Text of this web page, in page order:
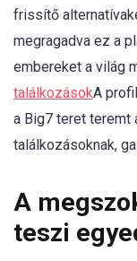
frissítő
megragadva ez a
embereket a világ
találkozásokA
a Big7 teret teremt
találkozásoknak,
A
teszi